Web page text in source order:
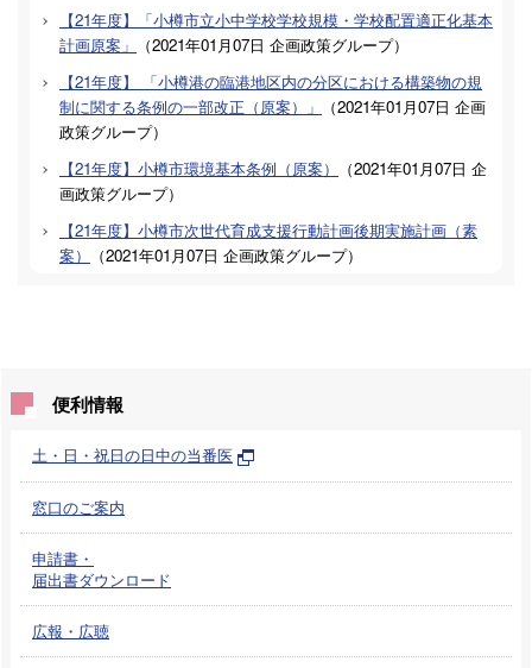
【21年度】「小樽市立小中学校学校規模・学校配置適正化基本
計画原案」
（2021年01月07日 企画政策グループ）
【21年度】 「小樽港の臨港地区内の分区における構築物の規
制に関する条例の一部改正（原案）」
（2021年01月07日 企画
政策グループ）
【21年度】小樽市環境基本条例（原案）
（2021年01月07日 企
画政策グループ）
【21年度】小樽市次世代育成支援行動計画後期実施計画（素
案）
（2021年01月07日 企画政策グループ）
便利情報
土・日・祝日の日中の当番医
窓口のご案内
申請書・
届出書ダウンロード
広報・広聴